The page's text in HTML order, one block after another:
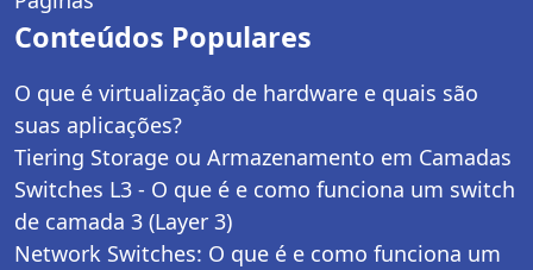
Conteúdos Populares
O que é virtualização de hardware e quais são
suas aplicações?
Tiering Storage ou Armazenamento em Camadas
Switches L3 - O que é e como funciona um switch
de camada 3 (Layer 3)
Network Switches: O que é e como funciona um